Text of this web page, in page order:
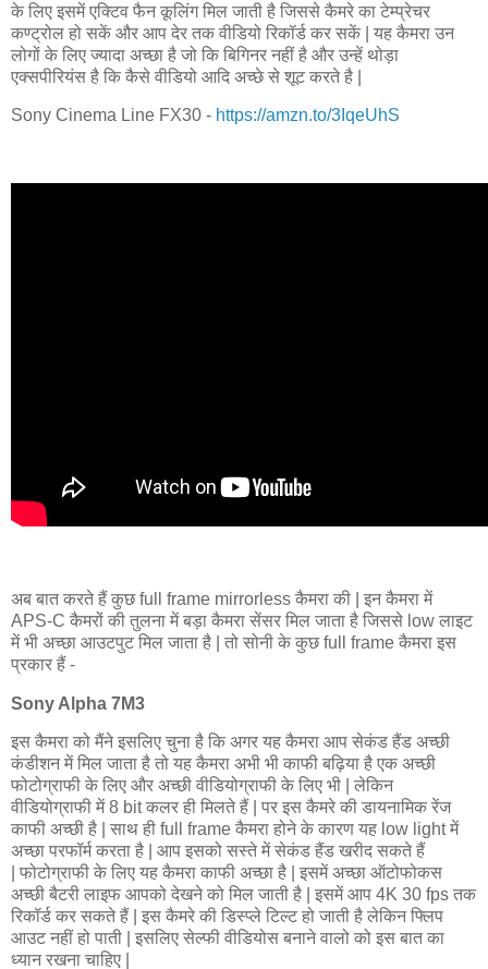
के लिए इसमें एक्टिव फैन कूलिंग मिल जाती है जिससे कैमरे का टेम्प्रेचर
कण्ट्रोल हो सकें और आप देर तक वीडियो रिकॉर्ड कर सकें | यह कैमरा उन
लोगों के लिए ज्यादा अच्छा है जो कि बिगिनर नहीं है और उन्हें थोड़ा
एक्सपीरियंस है कि कैसे वीडियो आदि अच्छे से शूट करते है |
Sony Cinema Line FX30 - https://amzn.to/3IqeUhS
अब बात करते हैं कुछ full frame mirrorless कैमरा की | इन कैमरा में
APS-C कैमरों की तुलना में बड़ा कैमरा सेंसर मिल जाता है जिससे low लाइट
में भी अच्छा आउटपुट मिल जाता है | तो सोनी के कुछ full frame कैमरा इस
प्रकार हैं -
Sony Alpha 7M3
इस कैमरा को मैंने इसलिए चुना है कि अगर यह कैमरा आप सेकंड हैंड अच्छी
कंडीशन में मिल जाता है तो यह कैमरा अभी भी काफी बढ़िया है एक अच्छी
फोटोग्राफी के लिए और अच्छी वीडियोग्राफी के लिए भी | लेकिन
वीडियोग्राफी में 8 bit कलर ही मिलते हैं | पर इस कैमरे की डायनामिक रेंज
काफी अच्छी है | साथ ही full frame कैमरा होने के कारण यह low light में
अच्छा परफॉर्म करता है | आप इसको सस्ते में सेकंड हैंड खरीद सकते हैं
| फोटोग्राफी के लिए यह कैमरा काफी अच्छा है | इसमें अच्छा ऑटोफोकस
अच्छी बैटरी लाइफ आपको देखने को मिल जाती है | इसमें आप 4K 30 fps तक
रिकॉर्ड कर सकते हैं | इस कैमरे की डिस्प्ले टिल्ट हो जाती है लेकिन फ्लिप
आउट नहीं हो पाती | इसलिए सेल्फी वीडियोस बनाने वालो को इस बात का
ध्यान रखना चाहिए |